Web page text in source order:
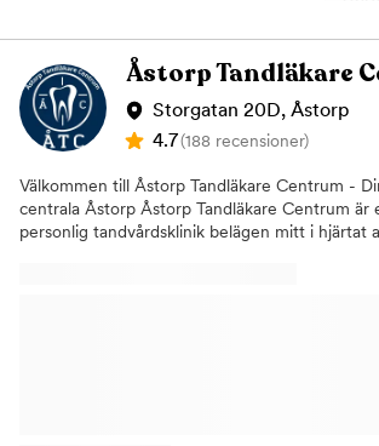
Åstorp Tandläkare
Storgatan 20D, Åstorp
4.7(188 recensioner)
Välkommen till Åstorp Tandläkare Centrum -
centrala Åstorp Åstorp Tandläkare Centrum är
personlig tandvårdsklinik belägen mitt i hjärtat